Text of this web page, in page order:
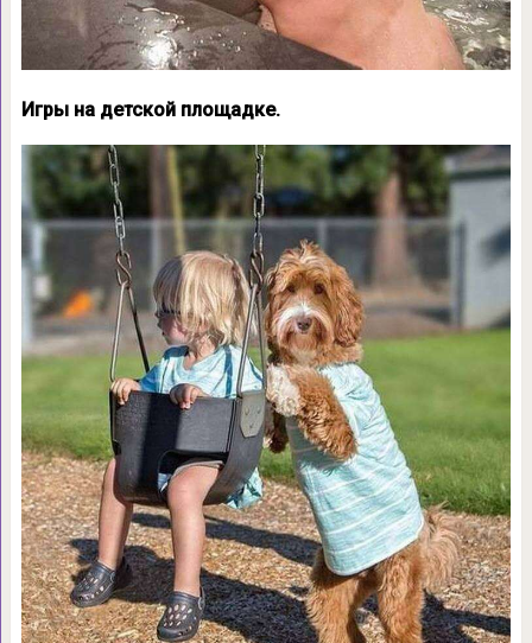
Игры на детской площадке.